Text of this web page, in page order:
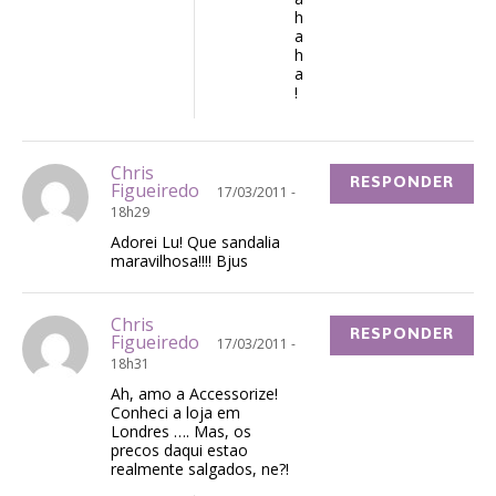
h
a
h
a
!
Chris
Figueiredo
17/03/2011 -
18h29
Adorei Lu! Que sandalia
maravilhosa!!!! Bjus
RESPONDER
Chris
Figueiredo
17/03/2011 -
18h31
Ah, amo a Accessorize!
Conheci a loja em
Londres …. Mas, os
precos daqui estao
realmente salgados, ne?!
RESPONDER